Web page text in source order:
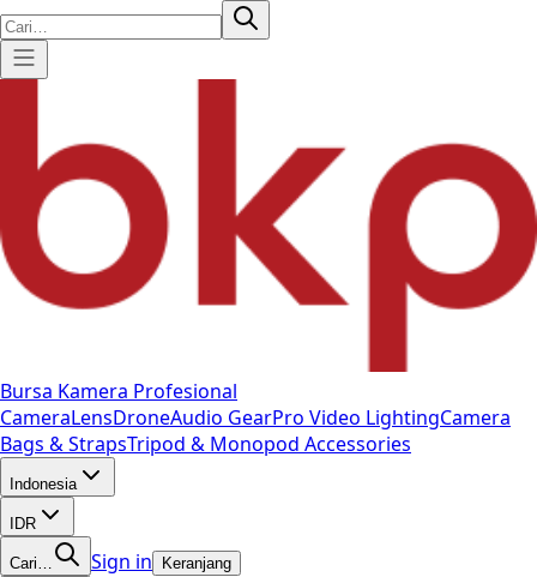
Bursa Kamera Profesional
CameraLensDroneAudio GearPro Video LightingCamera
Bags & StrapsTripod & Monopod Accessories
Indonesia
IDR
Cari… Sign in Keranjang